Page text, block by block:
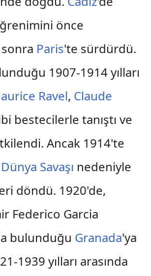
önce
Paris'te sürdürdü.
1907-1914 yılları
Ravel, Claude
bestecilerle tanıştı ve
Ancak 1914'te
Savaşı nedeniyle
döndü. 1920'de,
Federico Garcia
bulunduğu Granada'ya
1939 yılları arasında